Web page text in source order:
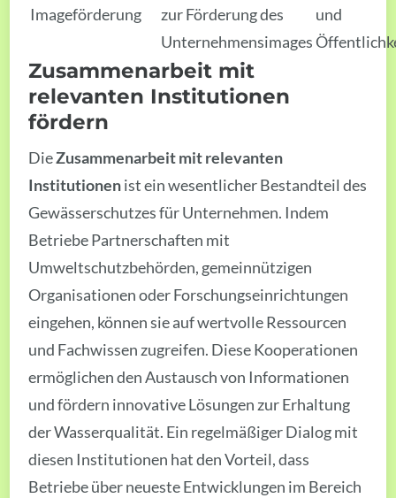
Imageförderung
zur Förderung des
Unternehmensimages
und
Zusammenarbeit mit
relevanten Institutionen
fördern
DieZusammenarbeit mit relevanten
Institutionenist ein wesentlicher Bestandteil des
Gewässerschutzes für Unternehmen. Indem
Betriebe Partnerschaften mit
Umweltschutzbehörden, gemeinnützigen
Organisationen oder Forschungseinrichtungen
eingehen, können sie auf wertvolle Ressourcen
und Fachwissen zugreifen. Diese Kooperationen
ermöglichen den Austausch von Informationen
und fördern innovative Lösungen zur Erhaltung
der Wasserqualität. Ein regelmäßiger Dialog mit
diesen Institutionen hat den Vorteil, dass
Betriebe über neueste Entwicklungen im Bereich